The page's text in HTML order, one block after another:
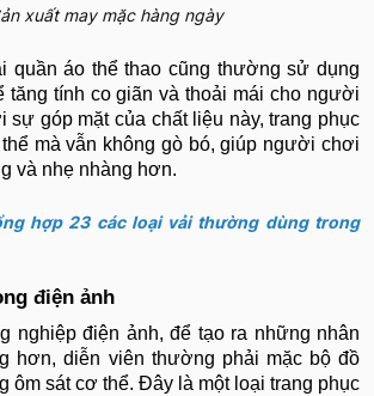
xuất may mặc hàng ngày
quần áo thể thao cũng thường sử dụng
tăng tính co giãn và thoải mái cho người
sự góp mặt của chất liệu này, trang phục
mà vẫn không gò bó, giúp người chơi
và nhẹ nhàng hơn.
hợp 23 các loại vải thường dùng trong
điện ảnh
nghiệp điện ảnh, để tạo ra những nhân
hơn, diễn viên thường phải mặc bộ đồ
ôm sát cơ thể. Đây là một loại trang phục